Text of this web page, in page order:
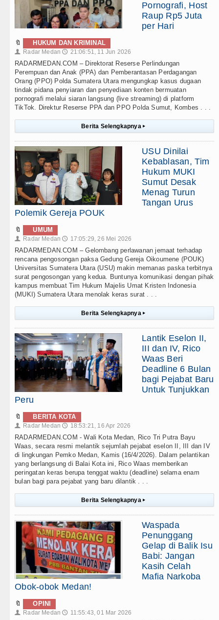
Pornografi, Host
Raup Rp5 Juta
per Hari
🔖 HUKUM DAN KRIMINAL
👤 Radar Medan 🕔 21:06:51, 11 Jun 2026
RADARMEDAN.COM – Direktorat Reserse Perlindungan
Perempuan dan Anak (PPA) dan Pemberantasan Perdagangan
Orang (PPO) Polda Sumatera Utara mengungkap kasus dugaan
tindak pidana penyiaran dan penyediaan konten bermuatan
pornografi melalui siaran langsung (live streaming) di platform
TikTok. Direktur Reserse PPA dan PPO Polda Sumut, Kombes . . .
Berita Selengkapnya ▸
USU Dinilai
Kebablasan, Tim
Hukum MUKI
Sumut Desak
Menag Turun
Tangan Urus
Polemik Gereja POUK
🔖 UMUM
👤 Radar Medan 🕔 17:05:29, 26 Mei 2026
RADARMEDAN.COM – Gelombang perlawanan jemaat terhadap
rencana pengosongan paksa Gedung Gereja Oikoumene (POUK)
Universitas Sumatera Utara (USU) makin memanas paska terbitnya
surat pengosongan yang kedua. Buntunya komunikasi dengan pihak
kampus membuat Tim Hukum Majelis Umat Kristen Indonesia
(MUKI) Sumatera Utara menolak keras surat . . .
Berita Selengkapnya ▸
Lantik Eselon II,
III dan IV, Rico
Waas Beri
Deadline 6 Bulan
bagi Pejabat Baru
Untuk Tunjukkan
Peru
🔖 BERITA KOTA
👤 Radar Medan 🕔 18:53:21, 16 Apr 2026
RADARMEDAN.COM - Wali Kota Medan, Rico Tri Putra Bayu
Waas, secara resmi melantik sejumlah pejabat eselon II, III dan IV
di lingkungan Pemko Medan, Kamis (16/4/2026). Dalam pelantikan
yang berlangsung di Balai Kota ini, Rico Waas memberikan
peringatan keras berupa tenggat waktu (deadline) selama enam
bulan bagi para pejabat yang baru dilantik . . .
Berita Selengkapnya ▸
Waspada
Penunggang
Gelap di Balik Isu
Babi: Jangan
Kasih Celah
Mafia Narkoba
Obok-obok Medan!
🔖 OPINI
👤 Radar Medan 🕔 11:55:43, 01 Mar 2026